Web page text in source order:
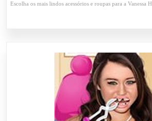
Escolha os mais lindos acessórios e roupas para a Vanessa